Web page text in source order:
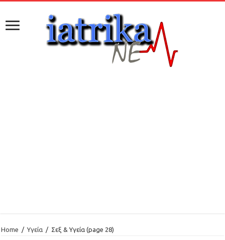
Home / Υγεία / Σεξ & Υγεία (page 28)